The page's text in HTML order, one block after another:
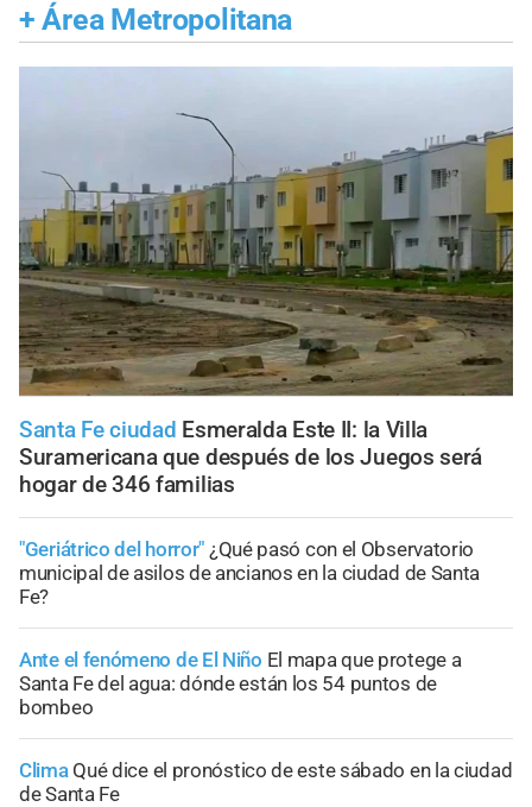
+ Área Metropolitana
Santa Fe ciudad Esmeralda Este II: la Villa
Suramericana que después de los Juegos será
hogar de 346 familias
"Geriátrico del horror" ¿Qué pasó con el Observatorio
municipal de asilos de ancianos en la ciudad de Santa
Fe?
Ante el fenómeno de El Niño El mapa que protege a
Santa Fe del agua: dónde están los 54 puntos de
bombeo
Clima Qué dice el pronóstico de este sábado en la ciudad
de Santa Fe